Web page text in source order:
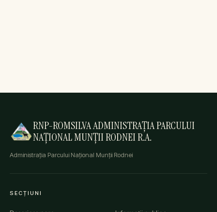
RNP-ROMSILVA ADMINISTRAȚIA PARCULUI
NAȚIONAL MUNȚII RODNEI R.A.
Administrația Parcului Național Munții Rodnei
SECȚIUNI